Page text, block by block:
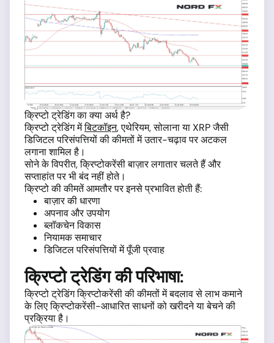
क्रिप्टो ट्रेडिंग का क्या अर्थ है?
क्रिप्टो ट्रेडिंग मेंबिटकॉइन, एथेरियम, सोलाना या XRP जैसी
डिजिटल परिसंपत्तियों की कीमतों में उतार-चढ़ाव पर अटकल
लगाना शामिल है।
सोने के विपरीत, क्रिप्टोकरेंसी बाज़ार लगातार चलते हैं और
सप्ताहांत पर भी बंद नहीं होते।
क्रिप्टो की कीमतें आमतौर पर इनसे प्रभावित होती हैं:
बाज़ार की धारणा
अपनाव और उपयोग
ब्लॉकचेन विकास
नियामक समाचार
डिजिटल परिसंपत्तियों में पूँजी प्रवाह
क्रिप्टो ट्रेडिंग की परिभाषा:
क्रिप्टो ट्रेडिंग क्रिप्टोकरेंसी की कीमतों में बदलाव से लाभ कमाने
के लिए क्रिप्टोकरेंसी-आधारित साधनों को खरीदने या बेचने की
प्रक्रिया है।